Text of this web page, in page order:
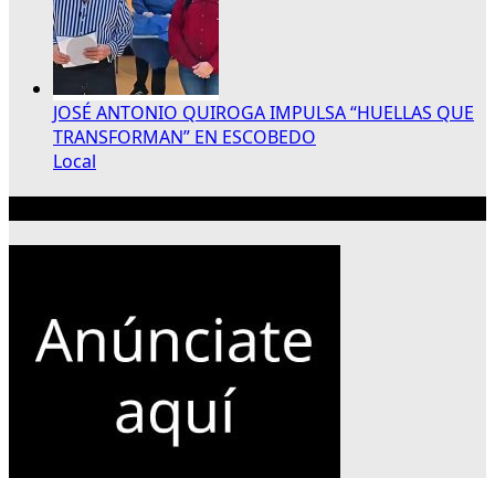
JOSÉ ANTONIO QUIROGA IMPULSA “HUELLAS QUE
TRANSFORMAN” EN ESCOBEDO
Local